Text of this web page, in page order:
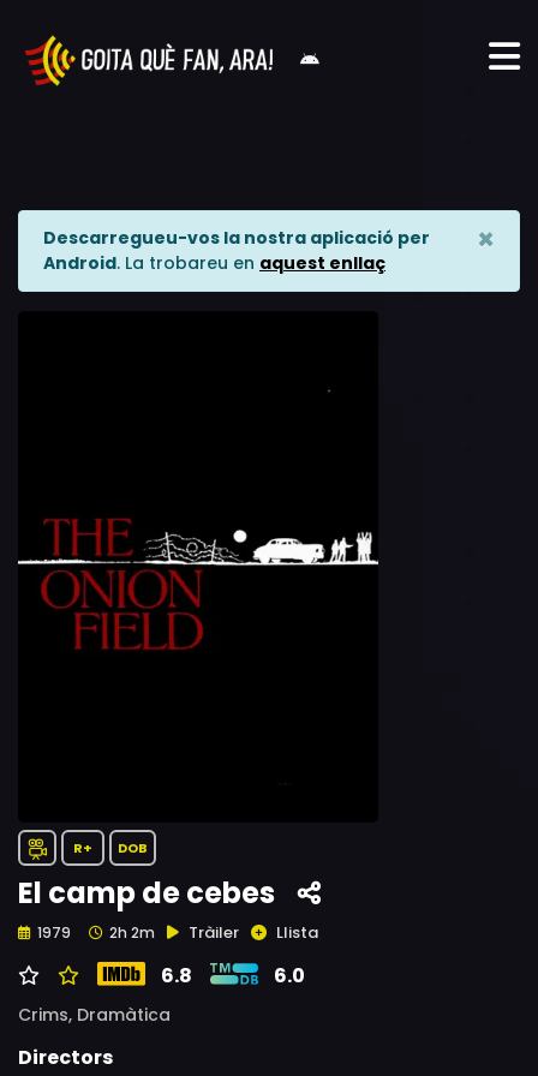
Descarregueu-vos la nostra aplicació per
Android. La trobareu en aquest enllaç
×
R+ DOB
El camp de cebes
1979 2h 2m Tràiler Llista
6.8 6.0
Crims, Dramàtica
Directors